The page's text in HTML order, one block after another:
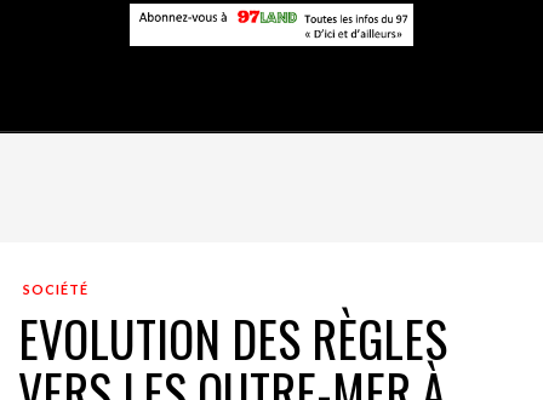
SOCIÉTÉ
EVOLUTION DES RÈGLES